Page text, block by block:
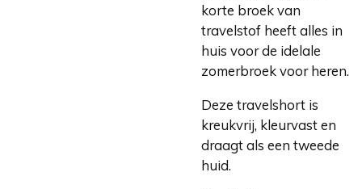
korte broek van
travelstof heeft alles in
huis voor de idelale
zomerbroek voor heren.
Deze travelshort is
kreukvrij, kleurvast en
draagt als een tweede
huid.